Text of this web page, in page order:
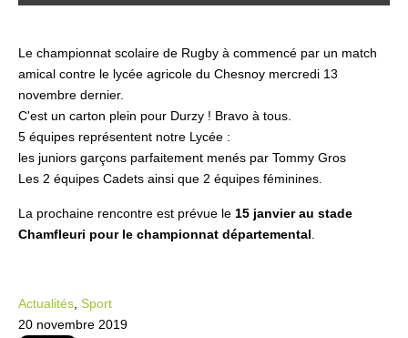
Le championnat scolaire de Rugby à commencé par un match
amical contre le lycée agricole du Chesnoy mercredi 13
novembre dernier.
C'est un carton plein pour Durzy ! Bravo à tous.
5 équipes représentent notre Lycée :
les juniors garçons parfaitement menés par Tommy Gros
Les 2 équipes Cadets ainsi que 2 équipes féminines.
La prochaine rencontre est prévue le 15 janvier au stade
Chamfleuri pour le championnat départemental
Actualités Sport
20 novembre 2019